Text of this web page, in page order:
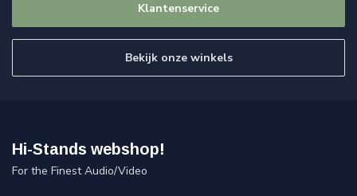
Klantenservice
Bekijk onze winkels
Hi-Stands webshop!
For the Finest Audio/Video